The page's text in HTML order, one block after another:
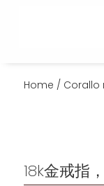
Home / Corallo
18k金戒指